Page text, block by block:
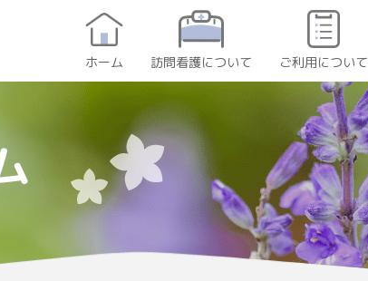
ホーム 訪問看護について ご利用について